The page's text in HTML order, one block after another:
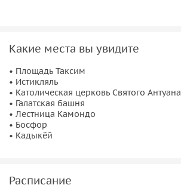
Какие места вы увидите
• Площадь Таксим
• Истикляль
• Католическая церковь Святого Антуана
• Галатская башня
• Лестница Камондо
• Босфор
• Кадыкёй
Расписание